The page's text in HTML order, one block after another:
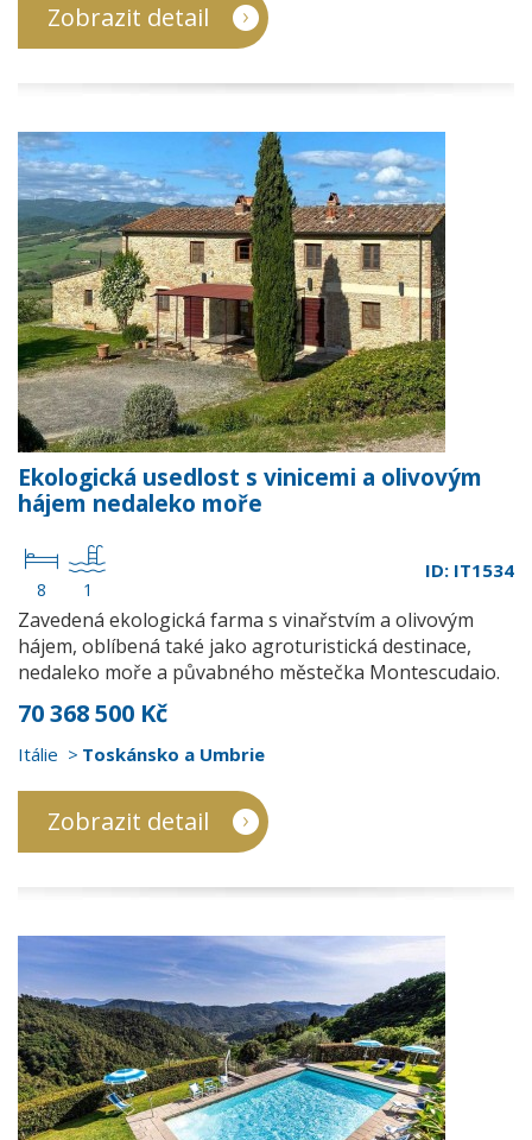
Zobrazit detail
Ekologická usedlost s vinicemi a olivovým
hájem nedaleko moře
8 1
ID: IT1534
Zavedená ekologická farma s vinařstvím a olivovým
hájem, oblíbená také jako agroturistická destinace,
nedaleko moře a půvabného městečka Montescudaio.
70 368 500 Kč
Itálie Toskánsko a Umbrie
Zobrazit detail